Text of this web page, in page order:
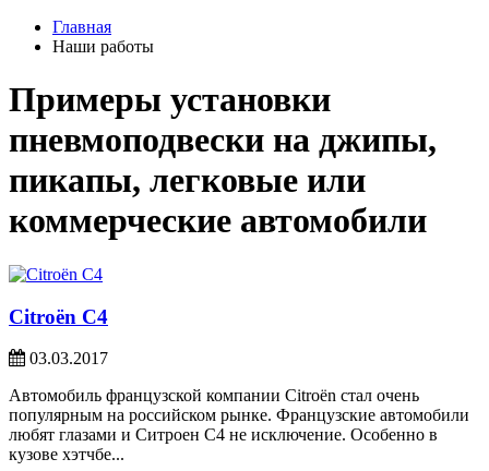
Главная
Наши работы
Примеры установки
пневмоподвески на джипы,
пикапы, легковые или
коммерческие автомобили
Citroën C4
03.03.2017
Автомобиль французской компании Citroën стал очень
популярным на российском рынке. Французские автомобили
любят глазами и Ситроен С4 не исключение. Особенно в
кузове хэтчбе...